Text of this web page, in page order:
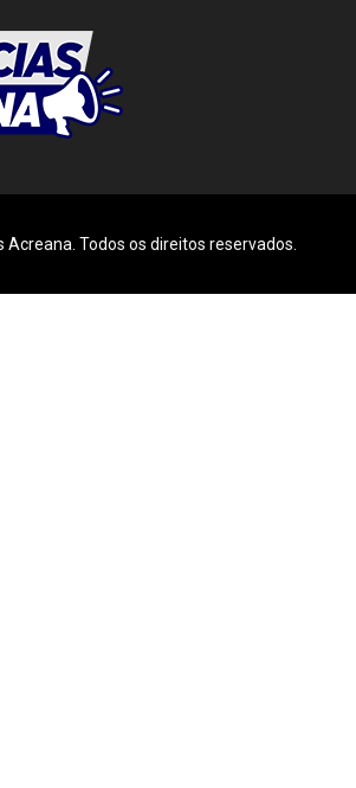
Todos os direitos reservados.